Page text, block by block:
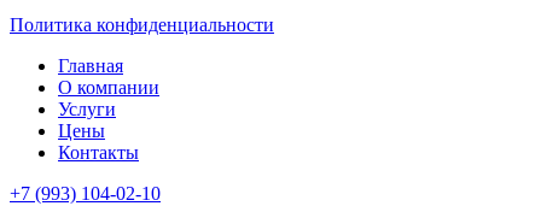
Политика конфиденциальности
Главная
О компании
Услуги
Цены
Контакты
+7 (993) 104-02-10